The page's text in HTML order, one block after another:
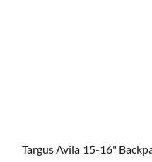
Targus Avila 15-16"